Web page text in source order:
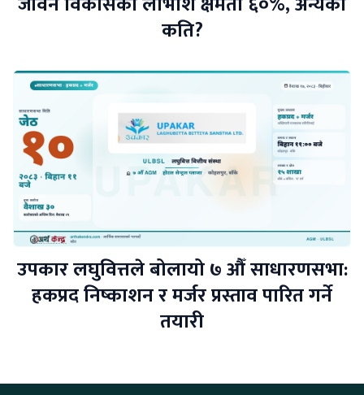
कति?
उपकार लघुवित्तले बोलायो ७ औँ साधारणसभा:
हकप्रद निष्काशन र मर्जर प्रस्ताव पारित गर्ने
तयारी